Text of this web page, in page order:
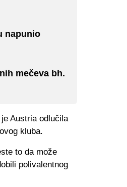
napunio
mečeva bh.
Austria odlučila
kluba.
to da može
polivalentnog